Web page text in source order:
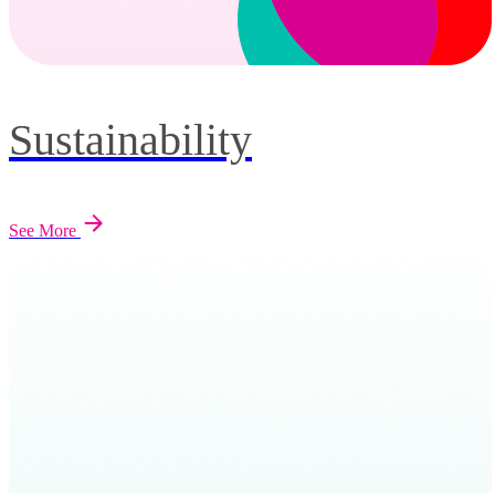
Sustainability
See More